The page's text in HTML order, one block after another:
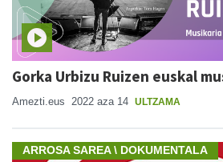
Gorka Urbizu Ruizen euskal
Amezti.eus 2022 aza 14 ULTZAMA
ARROSA SAREA \ DOKUMENTALA